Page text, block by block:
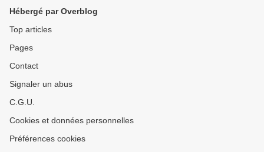
Hébergé par Overblog
Top articles
Pages
Contact
Signaler un abus
C.G.U.
Cookies et données personnelles
Préférences cookies